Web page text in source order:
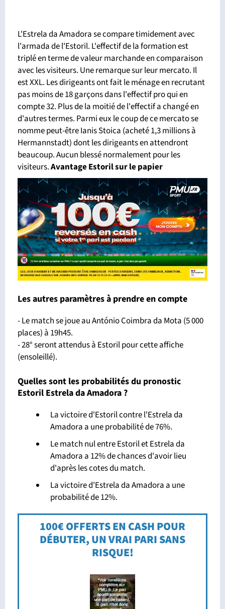
L'Estrela da Amadora se compare timidement avec
l'armada de l'Estoril. L'effectif de la formation est
triplé en terme de valeur marchande en comparaison
avec les visiteurs. Une remarque sur leur mercato. Il
est XXL. Les dirigeants ont fait le ménage en recrutant
pas moins de 18 garçons dans l'effectif pro qui en
compte 32. Plus de la moitié de l'effectif a changé en
d'autres termes. Parmi eux le coup de ce mercato se
nomme peut-être Ianis Stoica (acheté 1,3 millions à
Hermannstadt) dont les dirigeants en attendront
beaucoup. Aucun blessé normalement pour les
visiteurs.Avantage Estoril sur le papier
Les autres paramètres à prendre en compte
- Le match se joue au António Coimbra da Mota (5 000
places) à 19h45.
- 28° seront attendus à Estoril pour cette affiche
(ensoleillé).
Quelles sont les probabilités du pronostic
Estoril Estrela da Amadora ?
La victoire d'Estoril contre l'Estrela da
Amadora a une probabilité de 76%.
Le match nul entre Estoril et Estrela da
Amadora a 12% de chances d'avoir lieu
d'après les cotes du match.
La victoire d'Estrela da Amadora a une
probabilité de 12%.
100€ OFFERTS EN CASH POUR
DÉBUTER, UN VRAI PARI SANS
RISQUE!